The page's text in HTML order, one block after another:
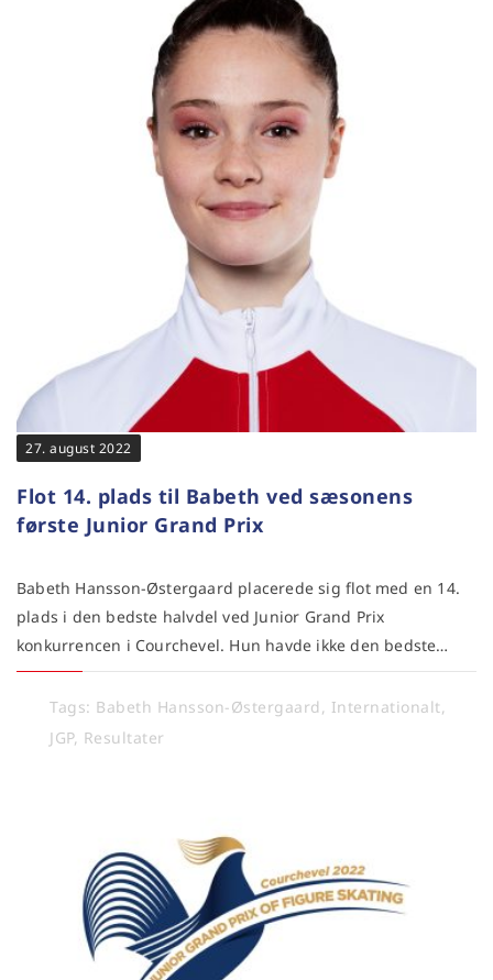
27. august 2022
Flot 14. plads til Babeth ved sæsonens
første Junior Grand Prix
Babeth Hansson-Østergaard placerede sig flot med en 14.
plads i den bedste halvdel ved Junior Grand Prix
konkurrencen i Courchevel. Hun havde ikke den bedste…
Tags: Babeth Hansson-Østergaard , Internationalt,
JGP, Resultater